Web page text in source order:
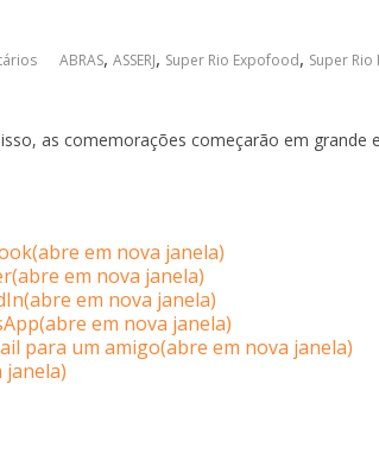
ABRAS, ASSERJ, Super Rio Expofood, Super Rio
as comemorações começarão em grande
em nova janela)
em nova janela)
em nova janela)
em nova janela)
para um amigo(abre em nova janela)